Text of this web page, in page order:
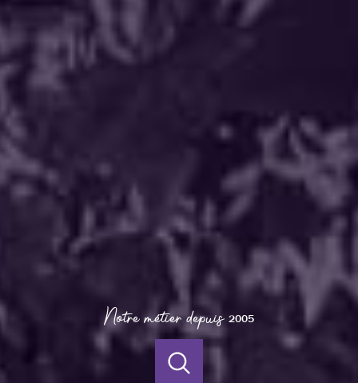
Notre métier depuis 2005